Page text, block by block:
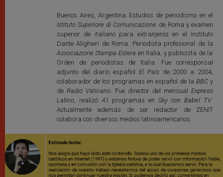
Buenos Aires, Argentina Estudios de periodismo en el
Istituto Superiore di Comunicazione de Roma y examen
superior de italiano para extranjeros en el Instituto
Dante Alighieri de Roma. Periodista profesional de la
Associazione Stampa Estera en Italia, y publicista de la
Orden de periodistas de Italia. Fue corresponsal
adjunto del diario españolEl Paísde 2000 a 2004,
colaborador de los programas en español de la BBCy
de Radio Vaticano. Fue director del mensualExpreso
Latino, realizó 41 programas en Skycon Babel TV.
Actualmente además de ser redactor de ZENIT
colabora con diversos medios latinoamericanos.